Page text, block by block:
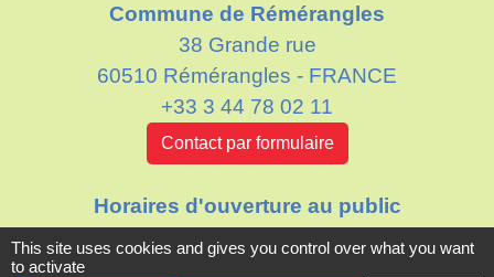
Commune de Rémérangles
38 Grande rue
60510 Rémérangles - FRANCE
+33 3 44 78 02 11
Contact par formulaire
Horaires d'ouverture au public
Le mardi : de 16h00 à 18h30
This site uses cookies and gives you control over what you want
to activate